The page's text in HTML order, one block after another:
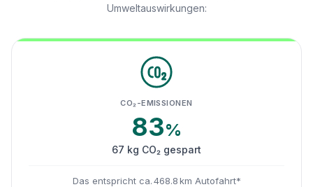
Umweltauswirkungen:
CO₂-EMISSIONEN
83%
67 kg CO₂ gespart
Das entspricht ca. 468.8 km Autofahrt*